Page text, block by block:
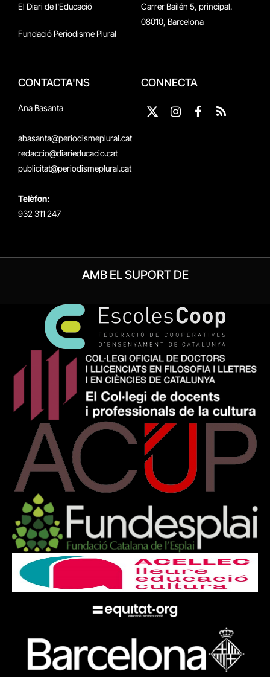
El Diari de l'Educació
Fundació Periodisme Plural
Carrer Bailén 5, principal.
08010, Barcelona
CONTACTA'NS
Ana Basanta
abasanta@periodismeplural.cat
redaccio@diarieducacio.cat
publicitat@periodismeplural.cat
Telèfon:
932 311 247
CONNECTA
X
InstagramFacebook
RSS
AMB EL SUPORT DE